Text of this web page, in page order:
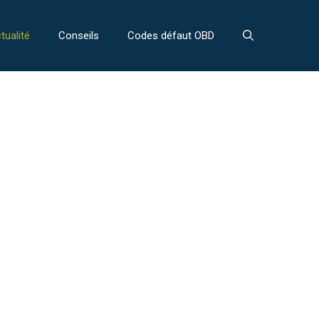
Conseils Codes défaut OBD